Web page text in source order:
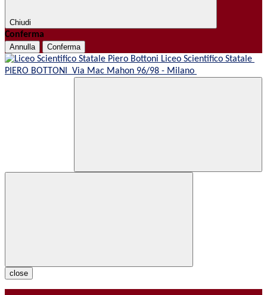
Chiudi
Conferma
Annulla Conferma
Liceo Scientifico Statale
PIERO BOTTONI Via Mac Mahon 96/98 - Milano
close